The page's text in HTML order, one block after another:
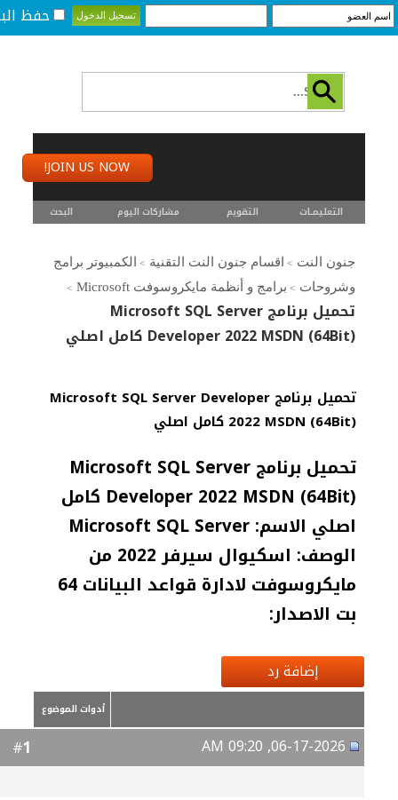
حفظ
JOIN US NOW!
التعليمـــات التقويم مشاركات اليوم البحث
جنون النت > اقسام جنون النت التقنية >
الكمبيوتر برامج
وشروحات > برامج و أنظمة مايكروسوفت Microsoft >
تحميل برنامج Microsoft SQL Server
Developer 2022 MSDN (64Bit) كامل اصلي
تحميل برنامج Microsoft SQL Server Developer
2022 MSDN (64Bit) كامل اصلي
تحميل برنامج Microsoft SQL Server
Developer 2022 MSDN (64Bit) كامل
اصلي الاسم: Microsoft SQL Server
الوصف: اسكيوال سيرفر 2022 من
مايكروسوفت لادارة قواعد البيانات 64
بت الاصدار:
إضافة رد
أدوات الموضوع
1